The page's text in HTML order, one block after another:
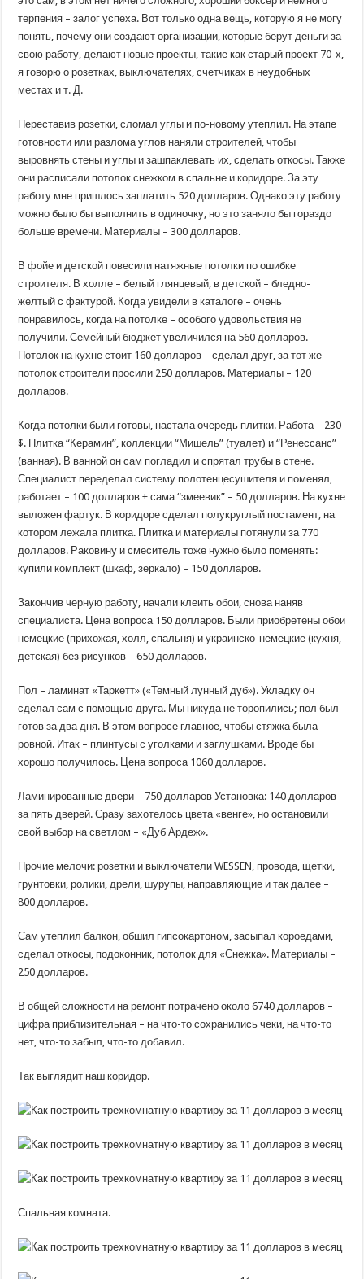
терпения – залог успеха. Вот только одна вещь, которую я не могу
понять, почему они создают организации, которые берут деньги за
свою работу, делают новые проекты, такие как старый проект 70-х,
я говорю о розетках, выключателях, счетчиках в неудобных
местах и ​​т. Д.
Переставив розетки, сломал углы и по-новому утеплил. На этапе
готовности или разлома углов наняли строителей, чтобы
выровнять стены и углы и зашпаклевать их, сделать откосы. Также
они расписали потолок снежком в спальне и коридоре. За эту
работу мне пришлось заплатить 520 долларов. Однако эту работу
можно было бы выполнить в одиночку, но это заняло бы гораздо
больше времени. Материалы – 300 долларов.
В фойе и детской повесили натяжные потолки по ошибке
строителя. В холле – белый глянцевый, в детской – бледно-
желтый с фактурой. Когда увидели в каталоге – очень
понравилось, когда на потолке – особого удовольствия не
получили. Семейный бюджет увеличился на 560 долларов.
Потолок на кухне стоит 160 долларов – сделал друг, за тот же
потолок строители просили 250 долларов. Материалы – 120
долларов.
Когда потолки были готовы, настала очередь плитки. Работа – 230
$. Плитка “Керамин”, коллекции “Мишель” (туалет) и “Ренессанс”
(ванная). В ванной он сам погладил и спрятал трубы в стене.
Специалист переделал систему полотенцесушителя и поменял,
работает – 100 долларов + сама “змеевик” – 50 долларов. На кухне
выложен фартук. В коридоре сделал полукруглый постамент, на
котором лежала плитка. Плитка и материалы потянули за 770
долларов. Раковину и смеситель тоже нужно было поменять:
купили комплект (шкаф, зеркало) – 150 долларов.
Закончив черную работу, начали клеить обои, снова наняв
специалиста. Цена вопроса 150 долларов. Были приобретены обои
немецкие (прихожая, холл, спальня) и украинско-немецкие (кухня,
детская) без рисунков – 650 долларов.
Пол – ламинат «Таркетт» («Темный лунный дуб»). Укладку он
сделал сам с помощью друга. Мы никуда не торопились; пол был
готов за два дня. В этом вопросе главное, чтобы стяжка была
ровной. Итак – плинтусы с уголками и заглушками. Вроде бы
хорошо получилось. Цена вопроса 1060 долларов.
Ламинированные двери – 750 долларов Установка: 140 долларов
за пять дверей. Сразу захотелось цвета «венге», но остановили
свой выбор на светлом – «Дуб Ардеж».
Прочие мелочи: розетки и выключатели WESSEN, провода, щетки,
грунтовки, ролики, дрели, шурупы, направляющие и так далее –
800 долларов.
Сам утеплил балкон, обшил гипсокартоном, засыпал короедами,
сделал откосы, подоконник, потолок для «Снежка». Материалы –
250 долларов.
В общей сложности на ремонт потрачено около 6740 долларов –
цифра приблизительная – на что-то сохранились чеки, на что-то
нет, что-то забыл, что-то добавил.
Так выглядит наш коридор.
Спальная комната.